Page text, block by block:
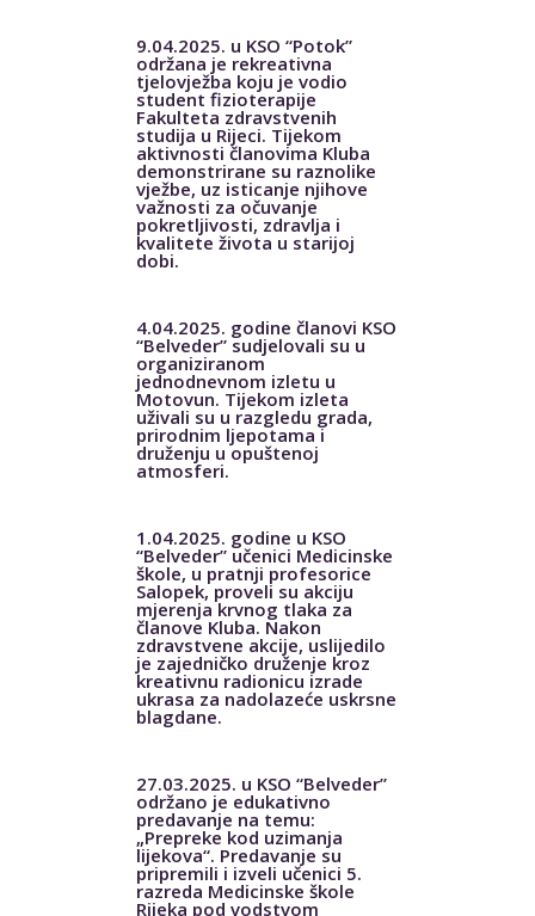
9.04.2025. u KSO “Potok”
održana je rekreativna
tjelovježba koju je vodio
student fizioterapije
Fakulteta zdravstvenih
studija u Rijeci. Tijekom
aktivnosti članovima Kluba
demonstrirane su raznolike
vježbe, uz isticanje njihove
važnosti za očuvanje
pokretljivosti, zdravlja i
kvalitete života u starijoj
dobi.
4.04.2025. godine članovi KSO
“Belveder” sudjelovali su u
organiziranom
jednodnevnom izletu u
Motovun. Tijekom izleta
uživali su u razgledu grada,
prirodnim ljepotama i
druženju u opuštenoj
atmosferi.
1.04.2025. godine u KSO
“Belveder” učenici Medicinske
škole, u pratnji profesorice
Salopek, proveli su akciju
mjerenja krvnog tlaka za
članove Kluba. Nakon
zdravstvene akcije, uslijedilo
je zajedničko druženje kroz
kreativnu radionicu izrade
ukrasa za nadolazeće uskrsne
blagdane.
27.03.2025. u KSO “Belveder”
održano je edukativno
predavanje na temu:
„Prepreke kod uzimanja
lijekova“. Predavanje su
pripremili i izveli učenici 5.
razreda Medicinske škole
Rijeka pod vodstvom